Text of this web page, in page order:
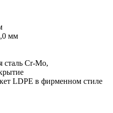
мм
сталь Cr-Mo,
LDPE в фирменном стиле